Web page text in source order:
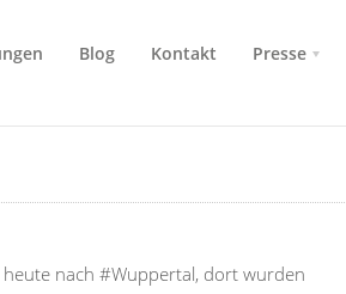
Blog Kontakt Presse
heute nach #Wuppertal, dort wurden